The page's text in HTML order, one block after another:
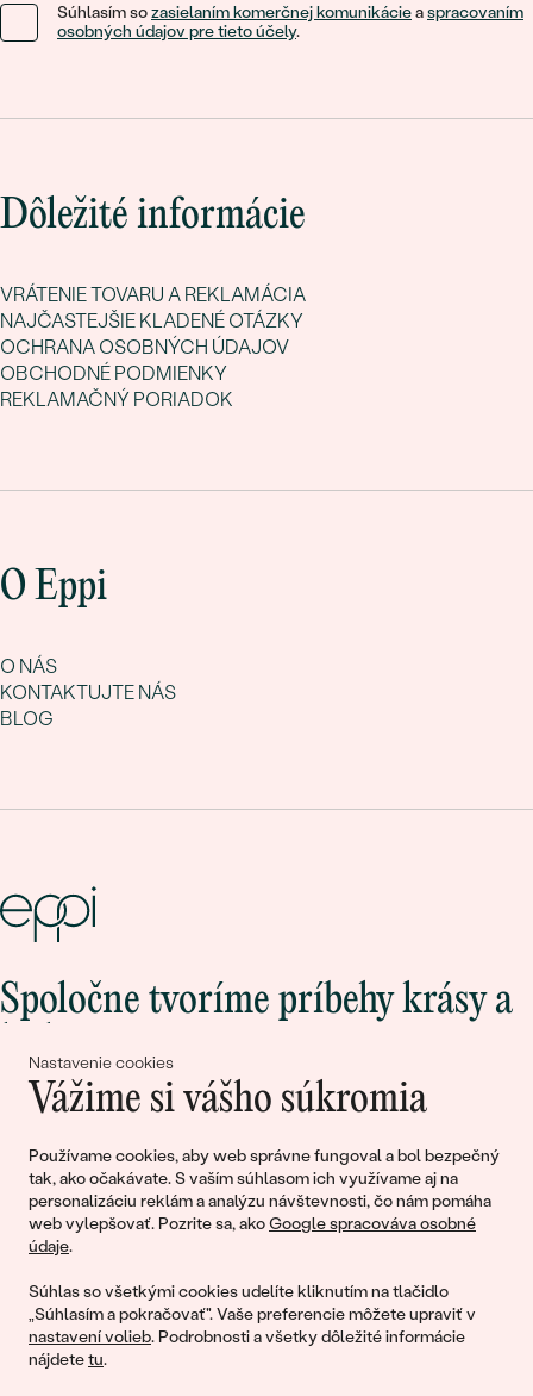
Nastavenie cookies
Vážime si vášho súkromia
Používame cookies, aby web správne fungoval a bol bezpečný
tak, ako očakávate. S vaším súhlasom ich využívame aj na
personalizáciu reklám a analýzu návštevnosti, čo nám pomáha
web vylepšovať. Pozrite sa, akoGoogle spracováva osobné
údaje.
Súhlas so všetkými cookies udelíte kliknutím na tlačidlo
„Súhlasím a pokračovať". Vaše preferencie môžete upraviť v
nastavení volieb. Podrobnosti a všetky dôležité informácie
nájdetetu.
Súhlasím sozasielaním komerčnej komunikácieaspracovaním
osobných údajov pre tieto účely.
Dôležité informácie
VRÁTENIE TOVARU A REKLAMÁCIA
NAJČASTEJŠIE KLADENÉ OTÁZKY
OCHRANA OSOBNÝCH ÚDAJOV
OBCHODNÉ PODMIENKY
REKLAMAČNÝ PORIADOK
O Eppi
O NÁS
KONTAKTUJTE NÁS
BLOG
Spoločne tvoríme príbehy krásy a
Pripojte sa k nám!
© 2011 - 2026, Eppi.sk